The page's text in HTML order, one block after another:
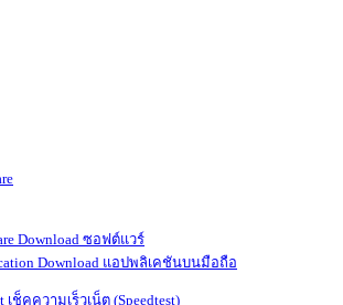
ซอฟต์แวร์
แอปพลิเคชันบนมือถือ
เช็คความเร็วเน็ต (Speedtest)